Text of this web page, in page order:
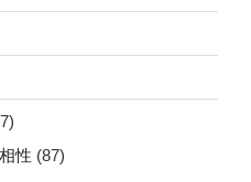
性 (87)